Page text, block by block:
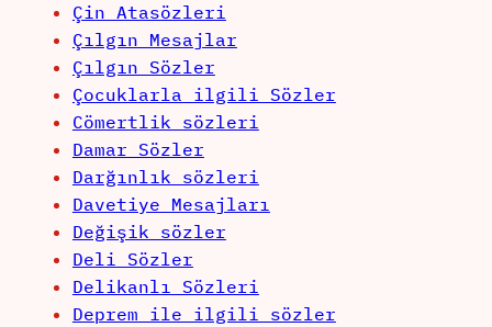
Çin Atasözleri
Çılgın Mesajlar
Çılgın Sözler
Çocuklarla ilgili Sözler
Cömertlik sözleri
Damar Sözler
Darğınlık sözleri
Davetiye Mesajları
Değişik sözler
Deli Sözler
Delikanlı Sözleri
Deprem ile ilgili sözler